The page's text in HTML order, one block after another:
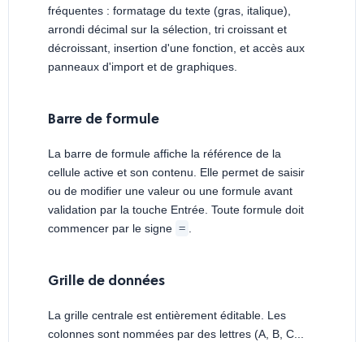
fréquentes : formatage du texte (gras, italique),
arrondi décimal sur la sélection, tri croissant et
décroissant, insertion d'une fonction, et accès aux
panneaux d'import et de graphiques.
Barre de formule
La barre de formule affiche la référence de la
cellule active et son contenu. Elle permet de saisir
ou de modifier une valeur ou une formule avant
validation par la touche Entrée. Toute formule doit
commencer par le signe =
Grille de données
La grille centrale est entièrement éditable. Les
colonnes sont nommées par des lettres (A, B, C...